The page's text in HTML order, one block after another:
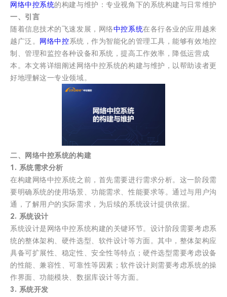
网络中控系统的构建与维护：专业视角下的系统构建与日常维护
一、引言
随着信息技术的飞速发展，网络中控系统在各行各业的应用越来
越广泛。 网络中控系统，作为智能化的管理工具，能够有效地控
制、管理和监控各种设备和系统，提高工作效率，降低运营成
本。本文将详细阐述网络中控系统的构建与维护，以帮助读者更
好地理解这一专业领域。
二、网络中控系统的构建
1. 系统需求分析
在构建网络中控系统之前，首先需要进行需求分析。这一阶段需
要明确系统的使用场景、功能需求、性能要求等。通过与用户沟
通，了解用户的实际需求，为后续的系统设计提供依据。
2. 系统设计
系统设计是网络中控系统构建的关键环节。设计阶段需要考虑系
统的整体架构、硬件选型、软件设计等方面。其中，整体架构应
具备可扩展性、稳定性、安全性等特点；硬件选型需要考虑设备
的性能、兼容性、可靠性等因素；软件设计则需要考虑系统的操
作界面、功能模块、数据库设计等方面。
3. 系统开发